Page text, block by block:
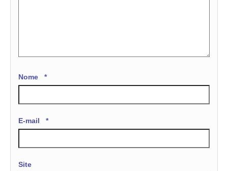
Nome*
E-mail*
Site